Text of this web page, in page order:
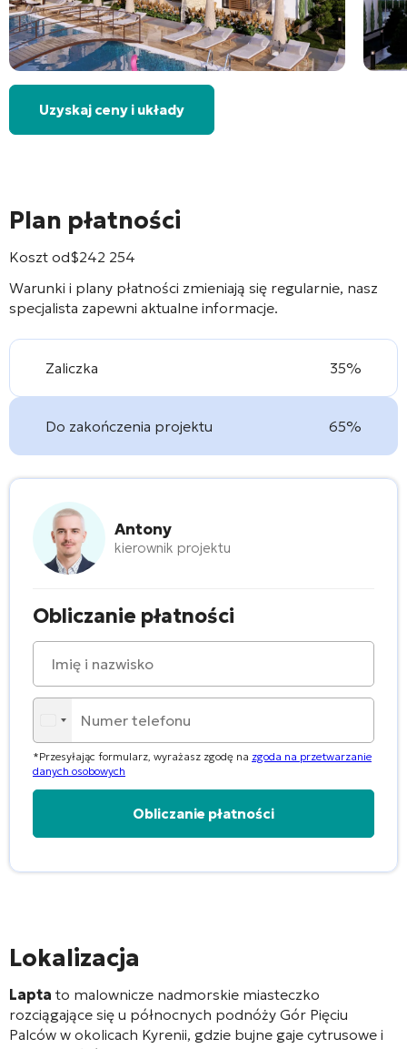
Uzyskaj ceny i układy
Plan płatności
Koszt od$242 254
Warunki i plany płatności zmieniają się regularnie, nasz
specjalista zapewni aktualne informacje.
Zaliczka 35%
Do zakończenia projektu 65%
Antony
kierownik projektu
Obliczanie płatności
*Przesyłając formularz, wyrażasz zgodę na zgoda na przetwarzanie
danych osobowych
Lokalizacja
Lapta to malownicze nadmorskie miasteczko
rozciągające się u północnych podnóży Gór Pięciu
Palców w okolicach Kyrenii, gdzie bujne gaje cytrusowe i